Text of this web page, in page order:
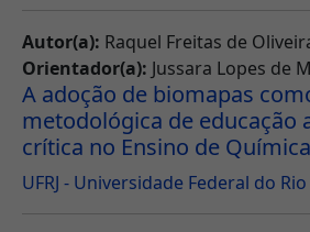
Autor(a): Raquel Freitas de
Orientador(a): Jussara Lopes de
A adoção de biomapas
metodológica de educação
crítica no Ensino de Química
UFRJ - Universidade Federal do